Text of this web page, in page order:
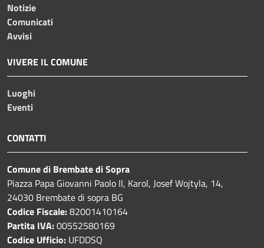
Notizie
Comunicati
Avvisi
VIVERE IL COMUNE
Luoghi
Eventi
CONTATTI
Comune di Brembate di Sopra
Piazza Papa Giovanni Paolo II, Karol, Josef Wojtyla, 14,
24030 Brembate di sopra BG
Codice Fiscale:82001410164
Partita IVA:00552580169
Codice Ufficio: UFDDSQ